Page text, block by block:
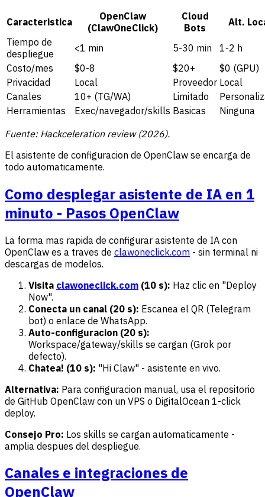
Caracteristica
OpenClaw
(ClawOneClick)
Cloud
Bots
Alt.
Tiempo de
despliegue
<1 min 5-30 min
1-2 h
Costo/mes
$0-8 $20+
$0 (GPU)
Privacidad
Local Proveedor Local
Canales
10+ (TG/WA) Limitado
Herramientas
Exec/navegador/skills Basicas
Ninguna
Fuente: Hackceleration review (2026).
El asistente de configuracion de OpenClaw se encarga de
todo automaticamente.
Como desplegar asistente de IA en 1
minuto - Pasos OpenClaw
La forma mas rapida de configurar asistente de IA con
OpenClaw es a traves de clawoneclick.com - sin terminal ni
descargas de modelos.
Visita clawoneclick.com (10 s): Haz clic en "Deploy
Now".
Conecta un canal (20 s): Escanea el QR (Telegram
bot) o enlace de WhatsApp.
Auto-configuracion (20 s):
Workspace/gateway/skills se cargan (Grok por
defecto).
Chatea! (10 s): "Hi Claw" - asistente en vivo.
Alternativa: Para configuracion manual, usa el repositorio
de GitHub OpenClaw con un VPS o DigitalOcean 1-click
deploy.
Consejo Pro: Los skills se cargan automaticamente -
amplia despues del despliegue.
Canales e integraciones de
OpenClaw